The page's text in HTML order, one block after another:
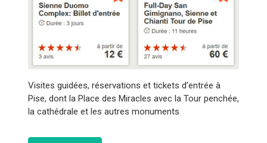
Visites guidées, réservations et tickets d’entrée à
Pise, dont la Place des Miracles avec la Tour penchée,
la cathédrale et les autres monuments